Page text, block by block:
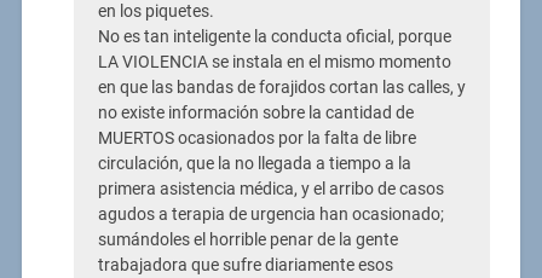
en los piquetes.
No es tan inteligente la conducta oficial, porque
LA VIOLENCIA se instala en el mismo momento
en que las bandas de forajidos cortan las calles, y
no existe información sobre la cantidad de
MUERTOS ocasionados por la falta de libre
circulación, que la no llegada a tiempo a la
primera asistencia médica, y el arribo de casos
agudos a terapia de urgencia han ocasionado;
sumándoles el horrible penar de la gente
trabajadora que sufre diariamente esos